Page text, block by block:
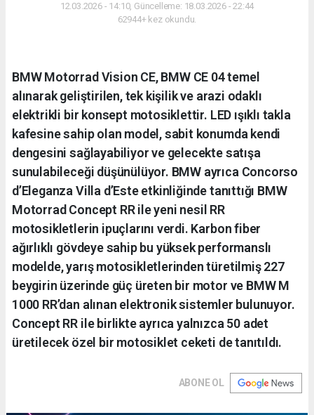
12.03.2026 - 14:10, Güncelleme: 18.03.2026 - 22:44
62944+ kez okundu.
BMW Motorrad Vision CE, BMW CE 04 temel
alınarak geliştirilen, tek kişilik ve arazi odaklı
elektrikli bir konsept motosiklettir. LED ışıklı takla
kafesine sahip olan model, sabit konumda kendi
dengesini sağlayabiliyor ve gelecekte satışa
sunulabileceği düşünülüyor. BMW ayrıca Concorso
d’Eleganza Villa d’Este etkinliğinde tanıttığı BMW
Motorrad Concept RR ile yeni nesil RR
motosikletlerin ipuçlarını verdi. Karbon fiber
ağırlıklı gövdeye sahip bu yüksek performanslı
modelde, yarış motosikletlerinden türetilmiş 227
beygirin üzerinde güç üreten bir motor ve BMW M
1000 RR’dan alınan elektronik sistemler bulunuyor.
Concept RR ile birlikte ayrıca yalnızca 50 adet
üretilecek özel bir motosiklet ceketi de tanıtıldı.
ABONE OL